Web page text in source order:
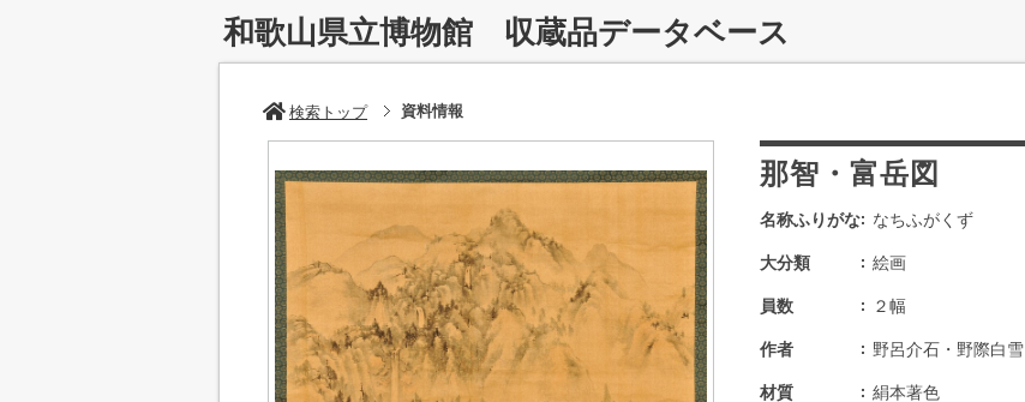
和歌山県立博物館 収蔵品データベース
検索トップ 資料情報
那智・富岳図
名称ふりがな なちふがくず
大分類 絵画
員数 ２幅
作者 野呂介石・野際白雪
材質 絹本著色